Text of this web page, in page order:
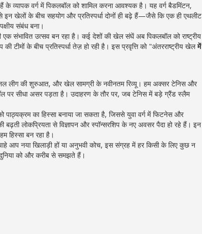
के व्यापक वर्ग में पिकलबॉल को शामिल करना आवश्यक है। यह वर्ग बैडमिंटन,
खेलों के बीच सहयोग और प्रतिस्पर्धा दोनों ही बढ़े हैं—जैसे कि एक ही एथलीट
संबंध बना।
संभावित उत्सव बन रहा है। कई देशों की खेल संघें अब पिकलबॉल को राष्ट्रीय
टीमों के बीच प्रतिस्पर्धा तेज़ हो रही है। इस प्रवृत्ति को "अंतरराष्ट्रीय खेलमें
की शुरुआत, और खेल सामग्री के नवीनतम रिव्यू। हम अक्सर टेनिस और
पर सीधा असर पड़ता है। उदाहरण के तौर पर, जब टेनिस में बड़े ग्रैंड स्लैम
का हिस्सा बनाया जा सकता है, जिससे युवा वर्ग में फिटनेस और
बढ़ती लोकप्रियता से विज्ञापन और स्पॉन्सरशिप के नए अवसर पैदा हो रहे हैं। इन
हिस्सा बन रहा है।
आप नया खिलाड़ी हों या अनुभवी कोच, इस संग्रह में हर किसी के लिए कुछ न
को और करीब से समझते हैं।